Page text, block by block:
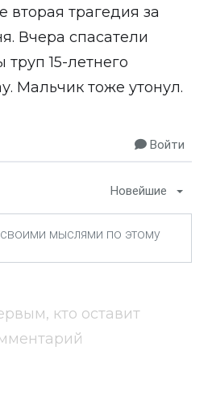
вторая трагедия за
Вчера спасатели
15-летнего
Мальчик тоже утонул.
Войти
Новейшие
кто оставит